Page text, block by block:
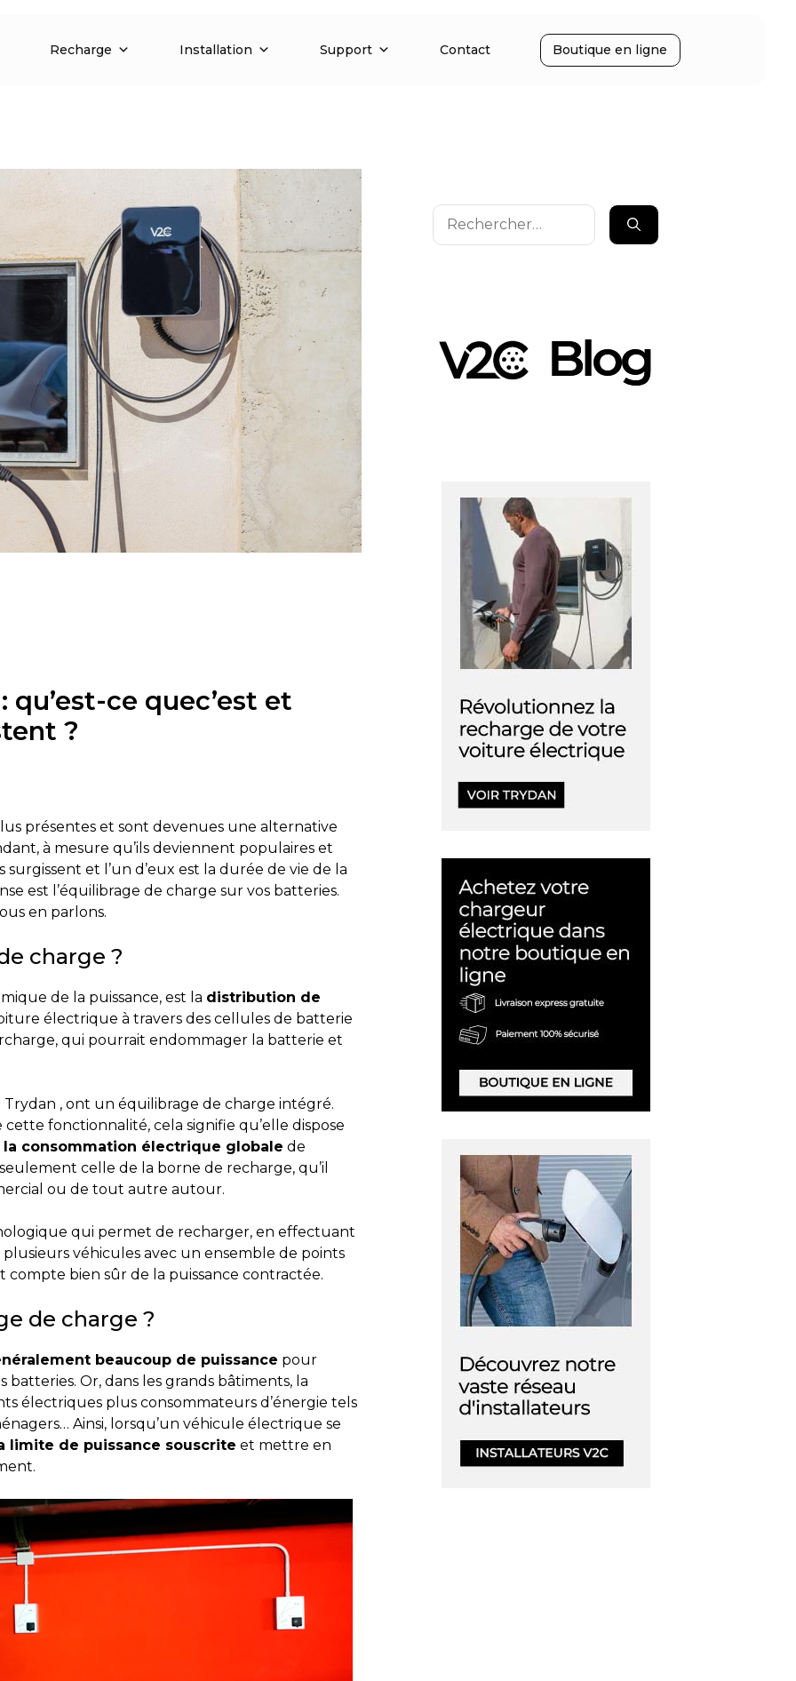
Recharge Installation Support Contact Boutique en ligne
ce quec’est et
?
présentes et sont devenues une alternative
à mesure qu’ils deviennent populaires et
et l’un d’eux est la durée de vie de la
est l’équilibrage de charge sur vos batteries.
en parlons.
charge ?
de la puissance, est la distribution de
électrique à travers des cellules de batterie
qui pourrait endommager la batterie et
, ont un équilibrage de charge intégré.
fonctionnalité, cela signifie qu’elle dispose
la consommation électrique globale de
celle de la borne de recharge, qu’il
ou de tout autre autour.
qui permet de recharger, en effectuant
véhicules avec un ensemble de points
bien sûr de la puissance contractée.
de charge ?
beaucoup de puissance pour
Or, dans les grands bâtiments, la
électriques plus consommateurs d’énergie tels
Ainsi, lorsqu’un véhicule électrique se
limite de puissance souscrite et mettre en
Rechercher :